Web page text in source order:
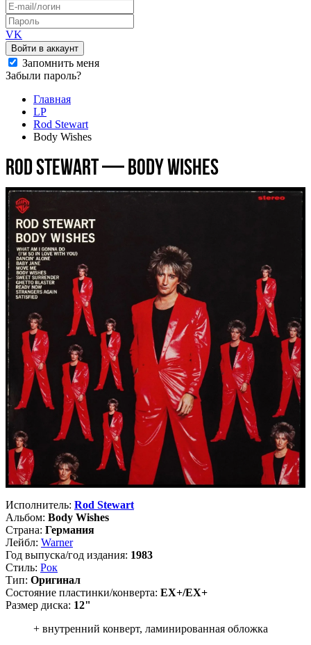
VK
Войти в аккаунт
Запомнить меня
Забыли пароль?
Главная
LP
Rod Stewart
Body Wishes
Rod Stewart — Body Wishes
Исполнитель: Rod Stewart
Альбом: Body Wishes
Страна: Германия
Лейбл: Warner
Год выпуска/год издания: 1983
Стиль: Рок
Тип: Оригинал
Состояние пластинки/конверта: EX+/EX+
Размер диска: 12"
+ внутренний конверт, ламинированная обложка